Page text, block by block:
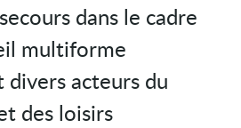
dans le cadre
multiforme
divers acteurs du
des loisirs